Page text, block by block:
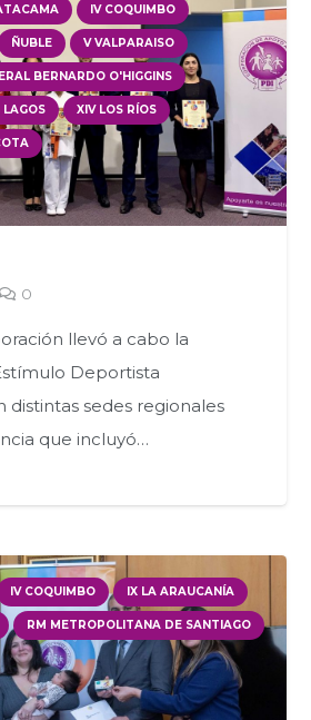
IV COQUIMBO
ÑUBLE V VALPARAISO
BERNARDO O'HIGGINS
LAGOS XIV LOS RÍOS
0
llevó a cabo la
Deportista
distintas sedes regionales
que incluyó…
IV COQUIMBO IX LA ARAUCANÍA
RM METROPOLITANA DE SANTIAGO